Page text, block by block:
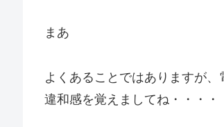
まあ
よくあることではありますが
違和感を覚えましてね・・・・